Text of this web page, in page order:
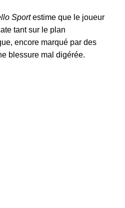
Sportestime que le joueur
tant sur le plan
encore marqué par des
blessure mal digérée.